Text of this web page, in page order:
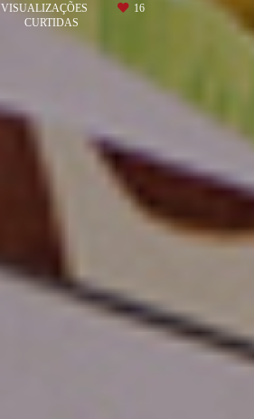
VISUALIZAÇÕES
16
CURTIDAS